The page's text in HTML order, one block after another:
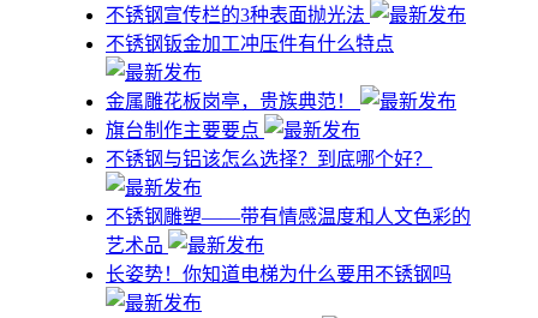
不锈钢宣传栏的3种表面抛光法
不锈钢钣金加工冲压件有什么特点
金属雕花板岗亭，贵族典范！
旗台制作主要要点
不锈钢与铝该怎么选择？到底哪个好？
不锈钢雕塑——带有情感温度和人文色彩的
艺术品
​长姿势！你知道电梯为什么要用不锈钢吗